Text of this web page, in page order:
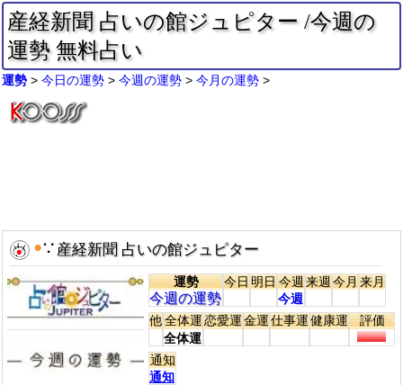
産経新聞 占いの館ジュピター /今週の
運勢 無料占い
運勢 今日の運勢 今週の運勢 今月の運勢
●∵ 産経新聞 占いの館ジュピター
運勢
今週の運勢
今日明日今週
今週
来週今月来月
他全体運
全体運
恋愛運金運仕事運健康運 評価
通知
通知